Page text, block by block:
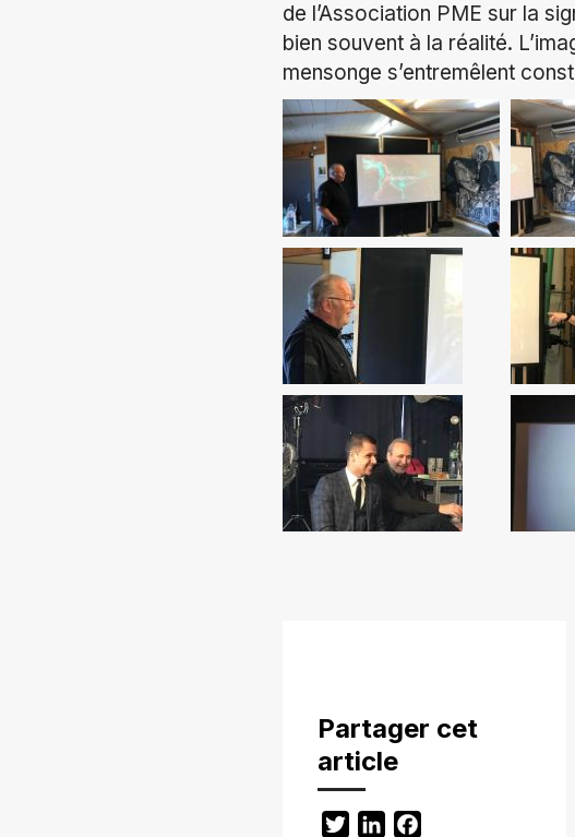
de l’Association PME sur la
bien souvent à la réalité.
mensonge s’entremêlent
Partager cet
article
TwitterLinkedIn